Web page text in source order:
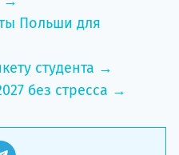
Польши для
студента →
без стресса →